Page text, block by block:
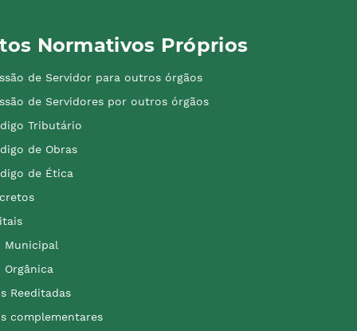
Normativos Próprios
de Servidor para outros órgãos
de Servidores por outros órgãos
Tributário
de Obras
de Ética
Municipal
Orgânica
Reeditadas
complementares